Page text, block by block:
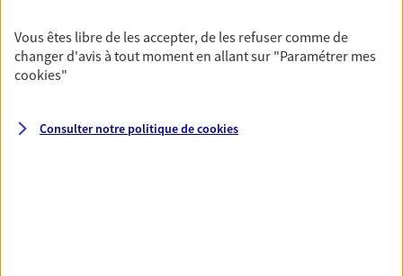
Multirisque Entreprise
Gagnez en simplicité et en sérénité avec votre
assurance multirisque entreprise. Un contrat
équipements et stocks… sans oublier votre
responsabilité civile.
Vous êtes libre de les accepter, de les refuser comme de
changer d'avis à tout moment en allant sur "Paramétrer mes
cookies"
Consulter notre politique decookies